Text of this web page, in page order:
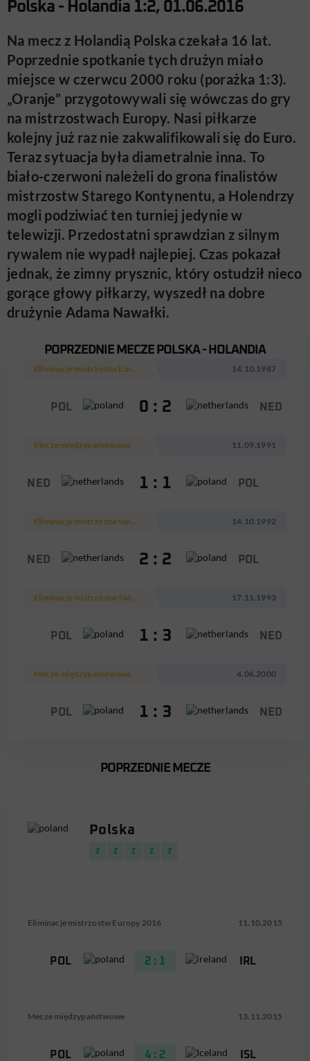
Polska - Holandia 1:2, 01.06.2016
Na mecz z Holandią Polska czekała 16 lat.
Poprzednie spotkanie tych drużyn miało
miejsce w czerwcu 2000 roku (porażka 1:3).
„Oranje” przygotowywali się wówczas do gry
na mistrzostwach Europy. Nasi piłkarze
kolejny już raz nie zakwalifikowali się do Euro.
Teraz sytuacja była diametralnie inna. To
biało-czerwoni należeli do grona finalistów
mistrzostw Starego Kontynentu, a Holendrzy
mogli podziwiać ten turniej jedynie w
telewizji. Przedostatni sprawdzian z silnym
rywalem nie wypadł najlepiej. Czas pokazał
jednak, że zimny prysznic, który ostudził nieco
gorące głowy piłkarzy, wyszedł na dobre
drużynie Adama Nawałki.
POPRZEDNIE MECZE POLSKA - HOLANDIA
Eliminacje mistrzostw Europy 1988 14.10.1987
POL 0 : 2 NED
Mecze międzypaństwowe 11.09.1991
NED 1 : 1 POL
Eliminacje mistrzostw świata 1994 14.10.1992
NED 2 : 2 POL
Eliminacje mistrzostw świata 1994 17.11.1993
POL 1 : 3 NED
Mecze międzypaństwowe 4.06.2000
POL 1 : 3 NED
POPRZEDNIE MECZE
Polska
Z Z Z Z Z
Eliminacje mistrzostw Europy 2016 11.10.2015
POL 2 : 1 IRL
Mecze międzypaństwowe 13.11.2015
POL 4 : 2 ISL